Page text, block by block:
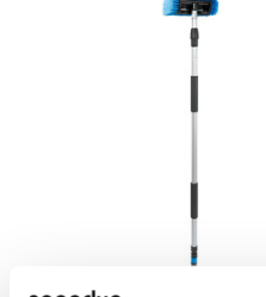
Spazzola lavaggio 3D